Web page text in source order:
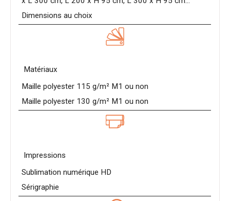
Dimensions au choix
Matériaux
Maille polyester 115 g/m² M1 ou non
Maille polyester 130 g/m² M1 ou non
Impressions
Sublimation numérique HD
Sérigraphie